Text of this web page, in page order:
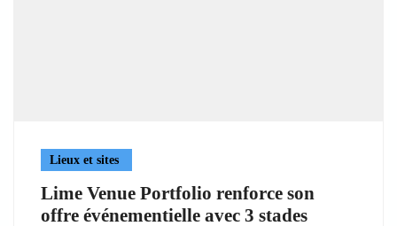
Lieux et sites
Lime Venue Portfolio renforce son
offre événementielle avec 3 stades